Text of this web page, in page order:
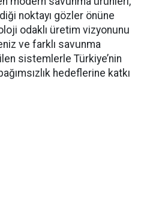
noktayı gözler önüne
odaklı üretim vizyonunu
ve farklı savunma
sistemlerle Türkiye’nin
hedeflerine katkı